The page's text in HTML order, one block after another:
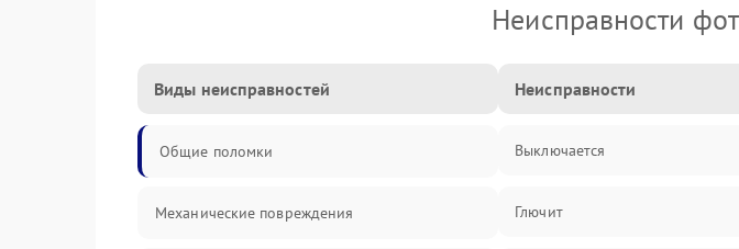
Неисправности
Виды неисправностей
Общие поломки
Механические повреждения
Неисправности
Выключается
Глючит